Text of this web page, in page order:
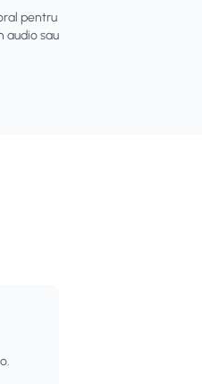
pentru
audio sau